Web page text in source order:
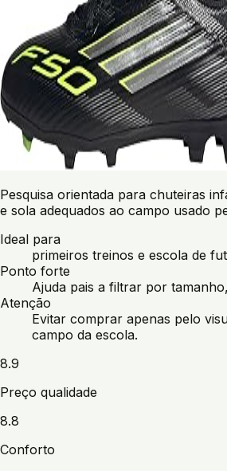
Pesquisa orientada para chuteiras
e sola adequados ao campo usado
Ideal para
primeiros treinos e escola de
Ponto forte
Ajuda pais a filtrar por
Atenção
Evitar comprar apenas pelo
campo da escola.
8.9
Preço qualidade
8.8
Conforto